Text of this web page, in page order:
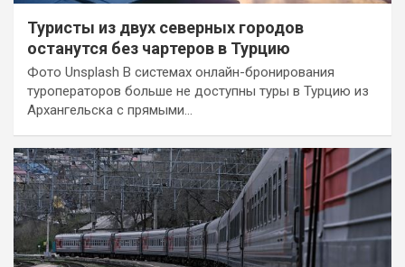
Туристы из двух северных городов
останутся без чартеров в Турцию
Фото Unsplash В системах онлайн-бронирования
туроператоров больше не доступны туры в Турцию из
Архангельска с прямыми…